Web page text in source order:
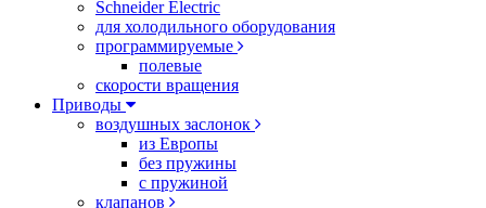
Schneider Electric
для холодильного оборудования
программируемые
полевые
скорости вращения
Приводы
воздушных заслонок
из Европы
без пружины
с пружиной
клапанов